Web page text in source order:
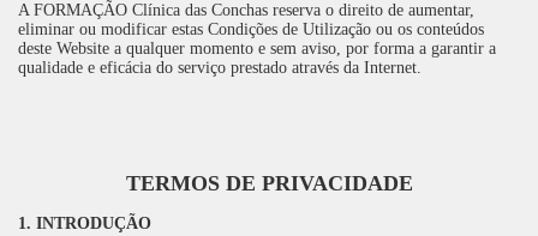
A FORMAÇÃO Clínica das Conchas reserva o direito de aumentar,
eliminar ou modificar estas Condições de Utilização ou os conteúdos
deste Website a qualquer momento e sem aviso, por forma a garantir a
qualidade e eficácia do serviço prestado através da Internet.
TERMOS DE PRIVACIDADE
1. INTRODUÇÃO